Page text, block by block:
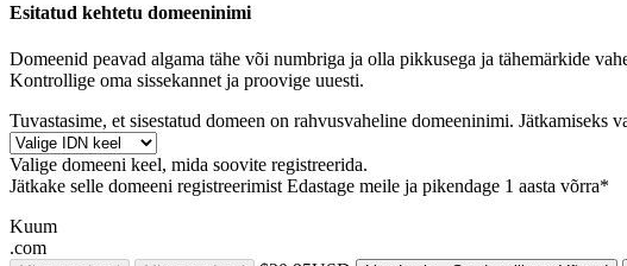
Esitatud kehtetu domeeninimi
Domeenid peavad algama tähe või numbriga ja olla pikkusega ja tähemärkide
Kontrollige oma sissekannet ja proovige uuesti.
Tuvastasime, et sisestatud domeen on rahvusvaheline domeeninimi. Jätkamiseks
Valige domeeni keel, mida soovite registreerida.
Jätkake selle domeeni registreerimist Edastage meile ja pikendage 1 aasta võrra*
Kuum
.com